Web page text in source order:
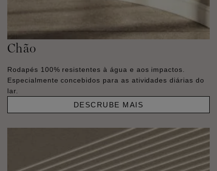
Chão
Rodapés 100% resistentes à água e aos impactos.
Especialmente concebidos para as atividades diárias do
lar.
DESCRUBE MAIS